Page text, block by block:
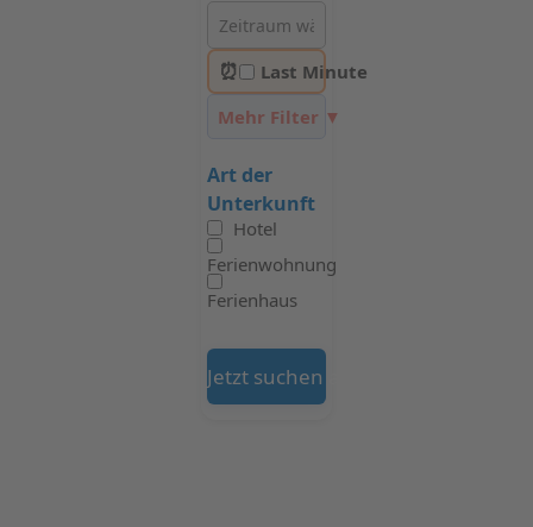
⏰
Last Minute
Mehr Filter ▼
Art der
Unterkunft
Hotel
Ferienwohnung
Ferienhaus
Jetzt suchen auf Booking.com